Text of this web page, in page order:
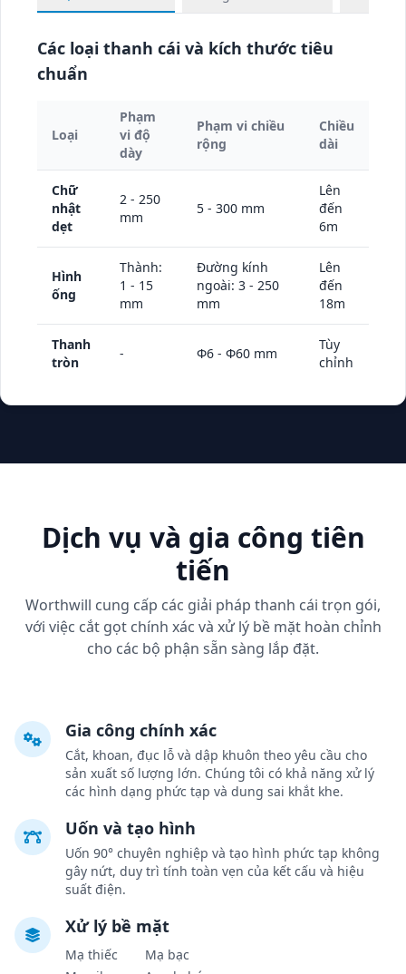
Các loại thanh cái và kích thước tiêu
chuẩn
Loại
Phạm
vi độ
dày
Phạm vi chiều
rộng
Chiều
dài
Chữ
nhật
dẹt
2 - 250
mm
5 - 300 mm
Lên
đến
6m
Hình
ống
Thành:
1 - 15
mm
Đường kính
ngoài: 3 - 250
mm
Lên
đến
18m
Thanh
tròn
- Φ6 - Φ60 mm
Tùy
chỉnh
Dịch vụ và gia công tiên
tiến
Worthwill cung cấp các giải pháp thanh cái trọn gói,
với việc cắt gọt chính xác và xử lý bề mặt hoàn chỉnh
cho các bộ phận sẵn sàng lắp đặt.
Gia công chính xác
Cắt, khoan, đục lỗ và dập khuôn theo yêu cầu cho
sản xuất số lượng lớn. Chúng tôi có khả năng xử lý
các hình dạng phức tạp và dung sai khắt khe.
Uốn và tạo hình
Uốn 90° chuyên nghiệp và tạo hình phức tạp không
gây nứt, duy trì tính toàn vẹn của kết cấu và hiệu
suất điện.
Xử lý bề mặt
Mạ thiếc
Mạ bạc